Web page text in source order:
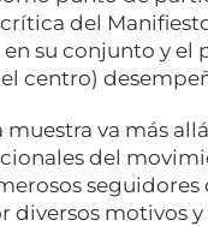
del
su conjunto y el
centro)
va más
del
seguidores
motivos y